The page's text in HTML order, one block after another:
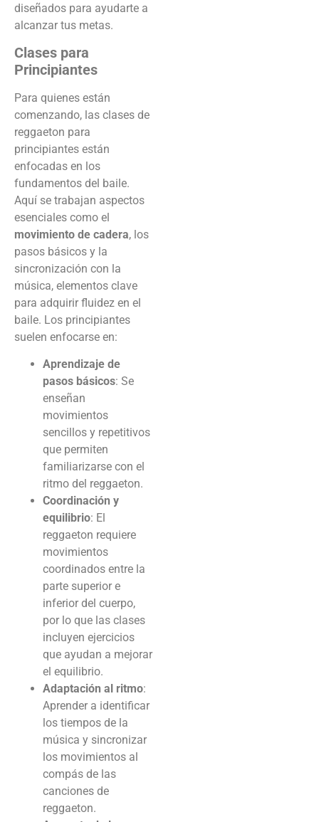
diseñados para ayudarte a
alcanzar tus metas.
Clases para
Principiantes
Para quienes están
comenzando, las clases de
reggaeton para
principiantes están
enfocadas en los
fundamentos del baile.
Aquí se trabajan aspectos
esenciales como el
movimiento de cadera, los
pasos básicos y la
sincronización con la
música, elementos clave
para adquirir fluidez en el
baile. Los principiantes
suelen enfocarse en:
Aprendizaje de
pasos básicos: Se
enseñan
movimientos
sencillos y repetitivos
que permiten
familiarizarse con el
ritmo del reggaeton.
Coordinación y
equilibrio: El
reggaeton requiere
movimientos
coordinados entre la
parte superior e
inferior del cuerpo,
por lo que las clases
incluyen ejercicios
que ayudan a mejorar
el equilibrio.
Adaptación al ritmo:
Aprender a identificar
los tiempos de la
música y sincronizar
los movimientos al
compás de las
canciones de
reggaeton.